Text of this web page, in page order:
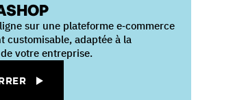
sur une plateforme e‑commerce
customisable, adaptée à la
votre entreprise.